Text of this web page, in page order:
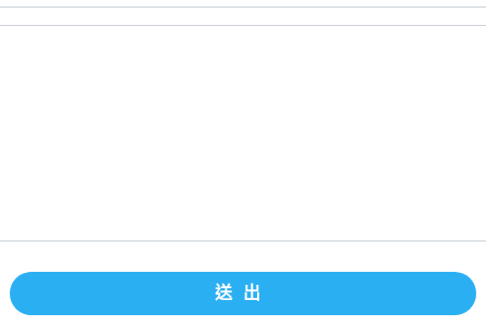
送出